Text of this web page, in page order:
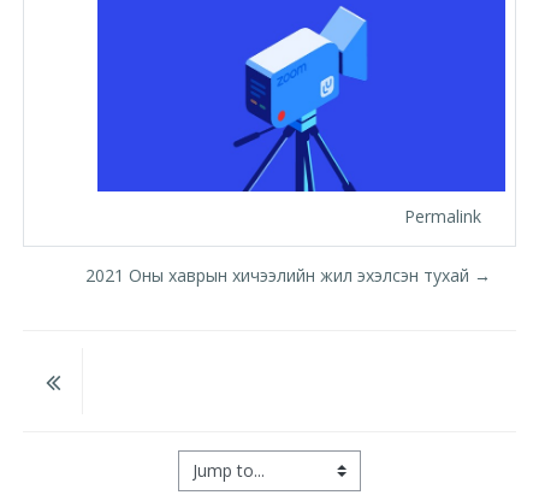
Moodle
Moodle
Permalink
2021 Оны хаврын хичээлийн жил эхэлсэн тухай →
Jump to...